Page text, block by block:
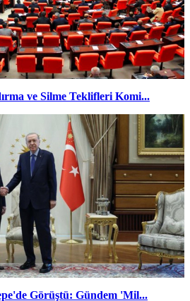
ve Silme Teklifleri Komi...
Görüştü: Gündem 'Mil...